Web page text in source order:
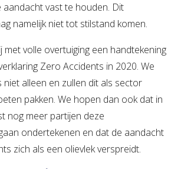
vast te houden. Dit
namelijk niet tot stilstand komen.
met volle overtuiging een handtekening
Zero Accidents in 2020. We
niet alleen en zullen dit als sector
pakken. We hopen dan ook dat in
nog meer partijen deze
ondertekenen en dat de aandacht
zich als een olievlek verspreidt.